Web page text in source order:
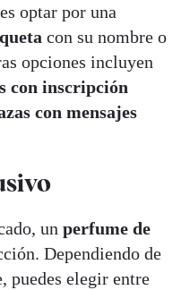
optar por una
con su nombre o
opciones incluyen
con inscripción
con mensajes
un perfume de
Dependiendo de
puedes elegir entre